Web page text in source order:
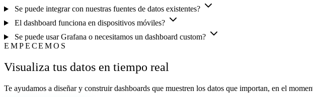
Se puede integrar con nuestras fuentes de datos existentes?
El dashboard funciona en dispositivos móviles?
Se puede usar Grafana o necesitamos un dashboard custom?
EMPECEMOS
Visualiza tus datos en tiempo real
Te ayudamos a diseñar y construir dashboards que muestren los datos que importan, en el